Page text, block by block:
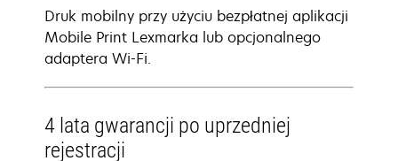
Druk mobilny przy użyciu bezpłatnej aplikacji
Mobile Print Lexmarka lub opcjonalnego
adaptera Wi-Fi.
4 lata gwarancji po uprzedniej
rejestracji